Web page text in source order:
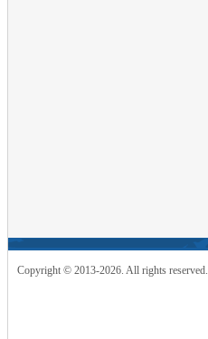
Copyright © 2013-2026. All rights reserved.